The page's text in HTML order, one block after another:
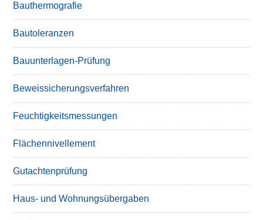
Bauthermografie
Bautoleranzen
Bauunterlagen-Prüfung
Beweissicherungsverfahren
Feuchtigkeitsmessungen
Flächennivellement
Gutachtenprüfung
Haus- und Wohnungsübergaben